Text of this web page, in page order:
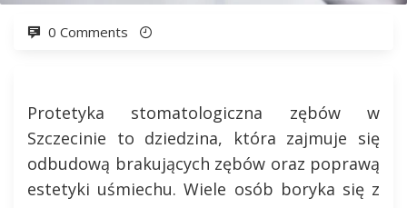
0 Comments
Protetyka stomatologiczna zębów w
Szczecinie to dziedzina, która zajmuje się
odbudową brakujących zębów oraz poprawą
estetyki uśmiechu. Wiele osób boryka się z